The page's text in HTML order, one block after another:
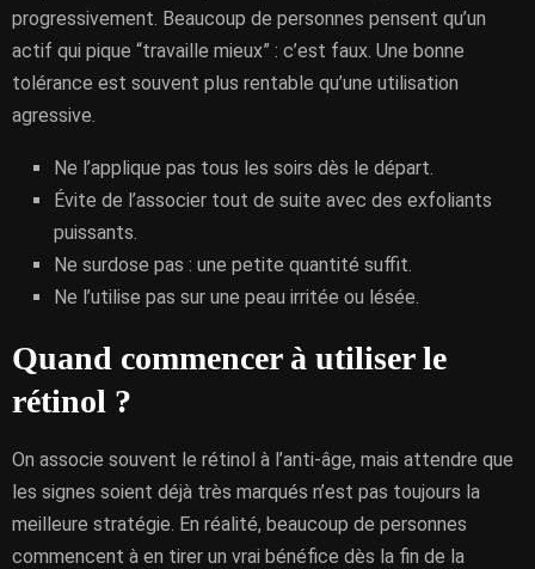
progressivement. Beaucoup de personnes pensent qu’un
actif qui pique “travaille mieux” : c’est faux. Une bonne
tolérance est souvent plus rentable qu’une utilisation
agressive.
Ne l’applique pas tous les soirs dès le départ.
Évite de l’associer tout de suite avec des exfoliants
puissants.
Ne surdose pas : une petite quantité suffit.
Ne l’utilise pas sur une peau irritée ou lésée.
Quand commencer à utiliser le
rétinol ?
On associe souvent le rétinol à l’anti-âge, mais attendre que
les signes soient déjà très marqués n’est pas toujours la
meilleure stratégie. En réalité, beaucoup de personnes
commencent à en tirer un vrai bénéfice dès la fin de la